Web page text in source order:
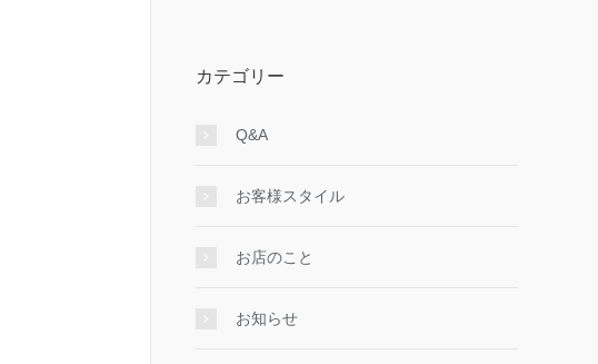
カテゴリー
Q&A
お客様スタイル
お店のこと
お知らせ